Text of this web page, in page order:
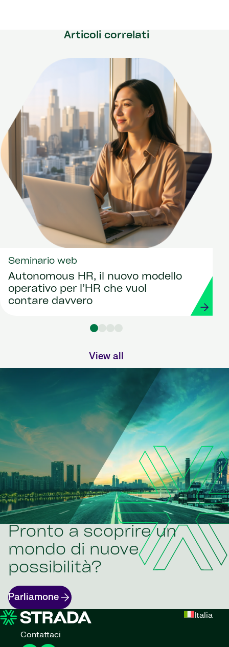
Articoli correlati
Seminario web
Autonomous HR, il nuovo modello
operativo per l’HR che vuol
contare davvero
View all
Pronto a scoprire un
mondo di nuove
possibilità?
Parliamone
Italia
Contattaci